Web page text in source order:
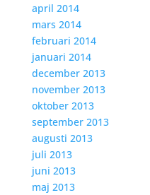
april 2014
mars 2014
februari 2014
januari 2014
december 2013
november 2013
oktober 2013
september 2013
augusti 2013
juli 2013
juni 2013
maj 2013